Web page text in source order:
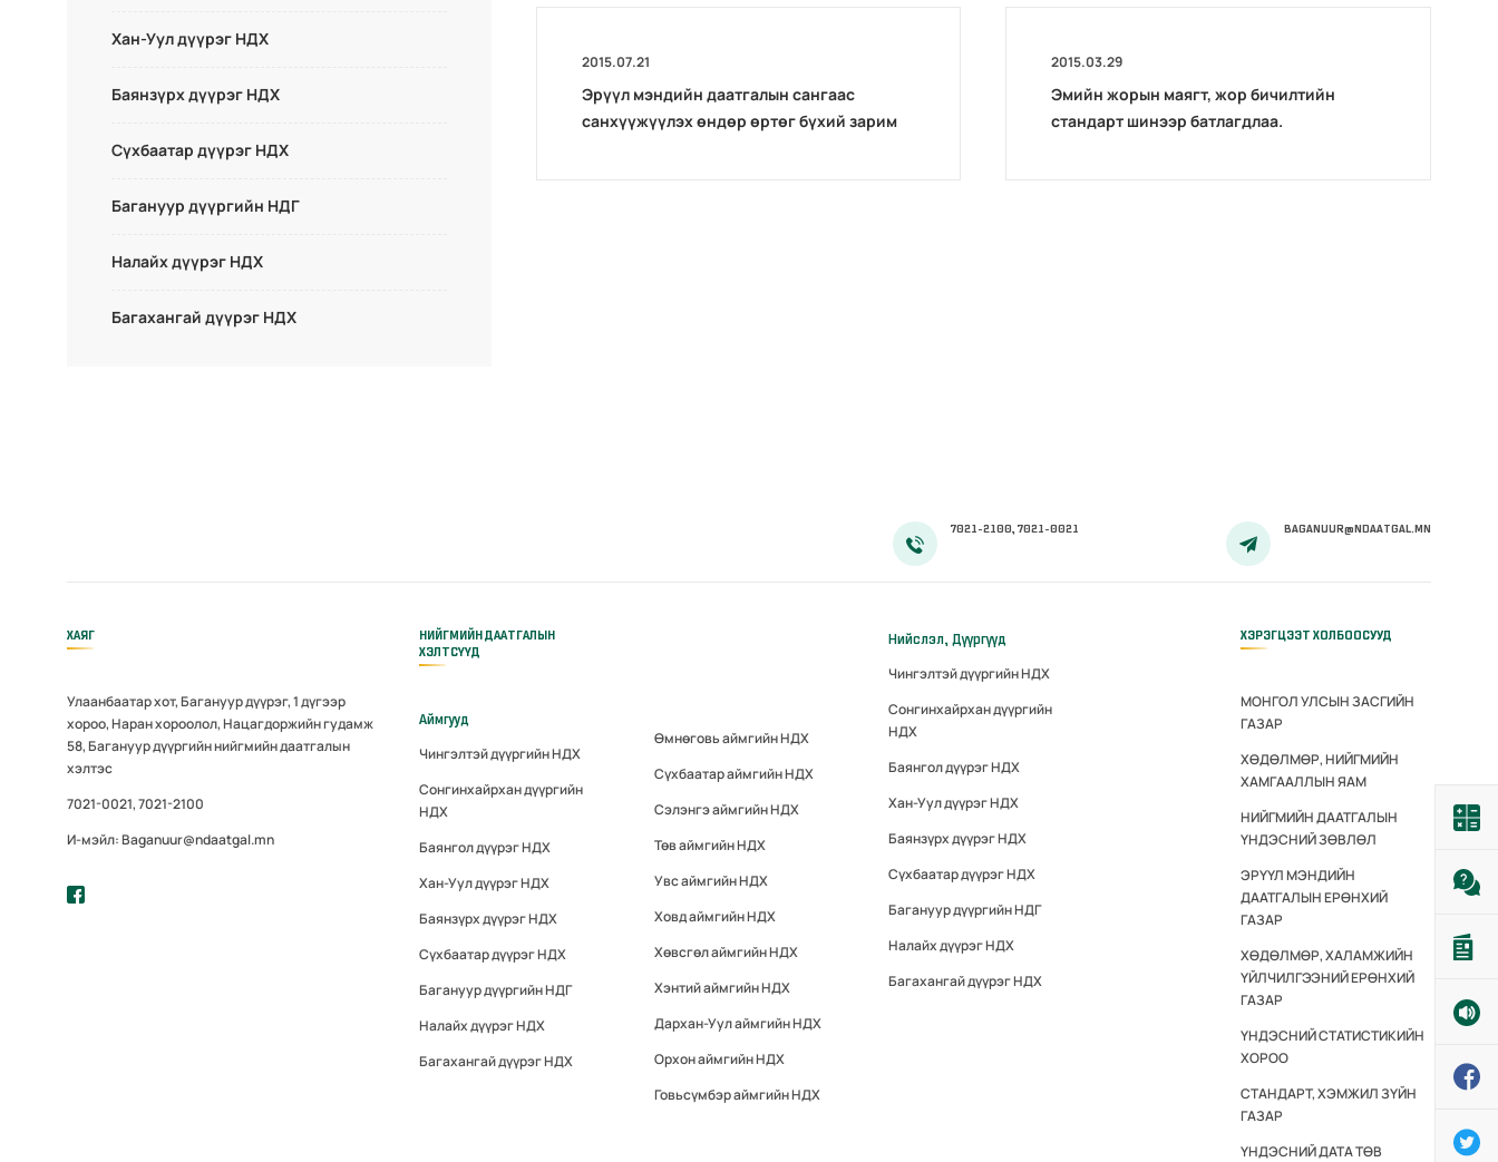
Хан-Уул дүүрэг НДХ
Баянзүрх дүүрэг НДХ
Сүхбаатар дүүрэг НДХ
Багануур дүүргийн НДГ
Налайх дүүрэг НДХ
Багахангай дүүрэг НДХ
2015.07.21
Эрүүл мэндийн даатгалын сангаас
санхүүжүүлэх өндөр өртөг бүхий зарим
2015.03.29
Эмийн жорын маягт, жор бичилтийн
стандарт шинээр батлагдлаа.
7021-2100, 7021-0021 BAGANUUR@NDAATGAL.MN
ХАЯГ
Улаанбаатар хот, Багануур дүүрэг, 1 дүгээр
хороо, Наран хороолол, Нацагдоржийн гудамж
58, Багануур дүүргийн нийгмийн даатгалын
хэлтэс
7021-0021, 7021-2100
И-мэйл: Baganuur@ndaatgal.mn
НИЙГМИЙН ДААТГАЛЫН
ХЭЛТСҮҮД
Аймгууд
Чингэлтэй дүүргийн НДХ
Сонгинхайрхан дүүргийн
НДХ
Баянгол дүүрэг НДХ
Хан-Уул дүүрэг НДХ
Баянзүрх дүүрэг НДХ
Сүхбаатар дүүрэг НДХ
Багануур дүүргийн НДГ
Налайх дүүрэг НДХ
Багахангай дүүрэг НДХ
Өмнөговь аймгийн НДХ
Сүхбаатар аймгийн НДХ
Сэлэнгэ аймгийн НДХ
Төв аймгийн НДХ
Увс аймгийн НДХ
Ховд аймгийн НДХ
Хөвсгөл аймгийн НДХ
Хэнтий аймгийн НДХ
Дархан-Уул аймгийн НДХ
Орхон аймгийн НДХ
Говьсүмбэр аймгийн НДХ
Нийслэл, Дүүргүүд
Чингэлтэй дүүргийн НДХ
Сонгинхайрхан дүүргийн
НДХ
Баянгол дүүрэг НДХ
Хан-Уул дүүрэг НДХ
Баянзүрх дүүрэг НДХ
Сүхбаатар дүүрэг НДХ
Багануур дүүргийн НДГ
Налайх дүүрэг НДХ
Багахангай дүүрэг НДХ
ХЭРЭГЦЭЭТ ХОЛБООСУУД
МОНГОЛ УЛСЫН ЗАСГИЙН
ГАЗАР
ХӨДӨЛМӨР, НИЙГМИЙН
ХАМГААЛЛЫН ЯАМ
НИЙГМИЙН ДААТГАЛЫН
ҮНДЭСНИЙ ЗӨВЛӨЛ
ЭРҮҮЛ МЭНДИЙН
ДААТГАЛЫН ЕРӨНХИЙ
ГАЗАР
ХӨДӨЛМӨР, ХАЛАМЖИЙН
ҮЙЛЧИЛГЭЭНИЙ ЕРӨНХИЙ
ГАЗАР
ҮНДЭСНИЙ СТАТИСТИКИЙН
ХОРОО
СТАНДАРТ, ХЭМЖИЛ ЗҮЙН
ГАЗАР
ҮНДЭСНИЙ ДАТА ТӨВ